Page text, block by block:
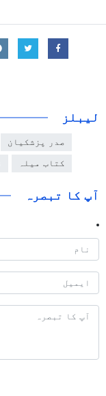
لیبلز
صدر پزشکیان
کتاب میلہ
آپ کا تبصرہ